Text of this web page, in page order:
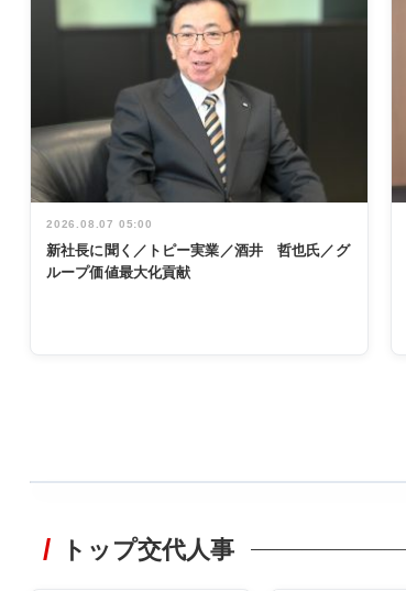
2026.08.07 05:00
新社長に聞く／トピー実業／酒井 哲也氏／グ
ループ価値最大化貢献
非鉄業界で
トップ交代人事